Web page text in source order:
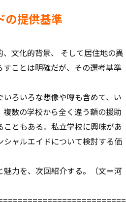
の提供基準
文化的背景、 そして居住地の異
ことは明確だが、その選考基準
ろいろな想像や噂も含めて、い
数の学校から全く違う額の援助
ともある。私立学校に興味があ
ャルエイドについて検討する価
力を、次回紹介する。（文＝河